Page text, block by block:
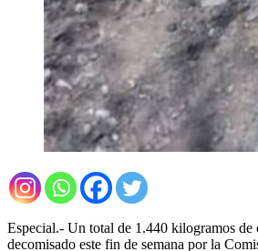
Especial.- Un total de 1.440 kilogramos de
decomisado este fin de semana por la